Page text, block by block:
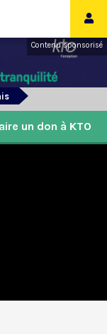
Contenu sponsorisé
un don à KTO